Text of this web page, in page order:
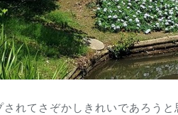
されてさぞかしきれいであろう